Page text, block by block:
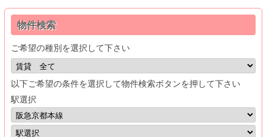
物件検索
ご希望の種別を選択して下さい
以下ご希望の条件を選択して物件検索ボタンを押して下さい
駅選択